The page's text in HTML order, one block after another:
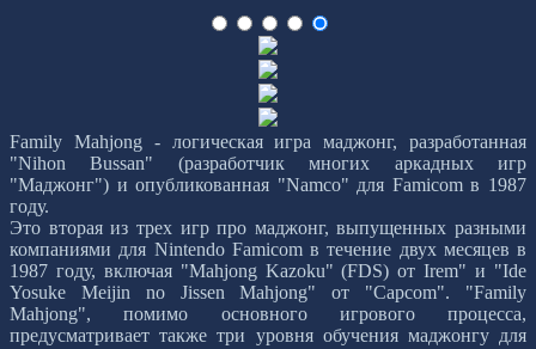
Family Mahjong - логическая игра маджонг, разработанная
"Nihon Bussan" (разработчик многих аркадных игр
"Маджонг") и опубликованная "Namco" для Famicom в 1987
году.
Это вторая из трех игр про маджонг, выпущенных разными
компаниями для Nintendo Famicom в течение двух месяцев в
1987 году, включая "Mahjong Kazoku" (FDS) от Irem" и "Ide
Yosuke Meijin no Jissen Mahjong" от "Capcom". "Family
Mahjong", помимо основного игрового процесса,
предусматривает также три уровня обучения маджонгу для